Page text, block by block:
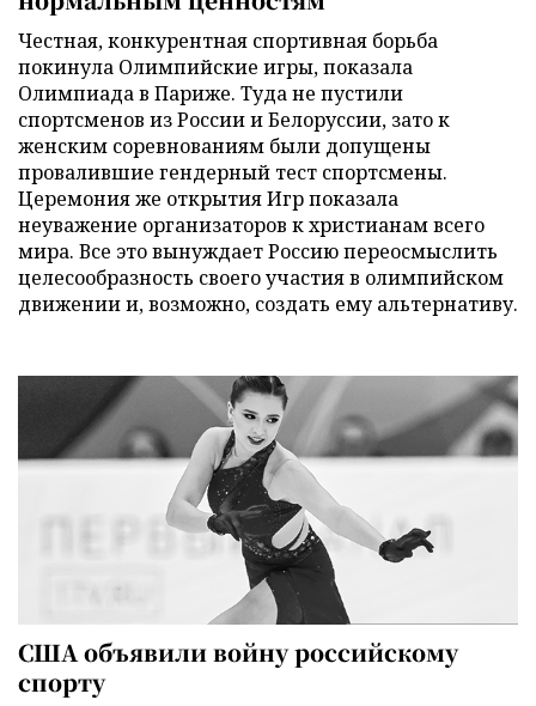
Честная, конкурентная спортивная борьба
покинула Олимпийские игры, показала
Олимпиада в Париже. Туда не пустили
спортсменов из России и Белоруссии, зато к
женским соревнованиям были допущены
провалившие гендерный тест спортсмены.
Церемония же открытия Игр показала
неуважение организаторов к христианам всего
мира. Все это вынуждает Россию переосмыслить
целесообразность своего участия в олимпийском
движении и, возможно, создать ему альтернативу.
США объявили войну российскому
спорту